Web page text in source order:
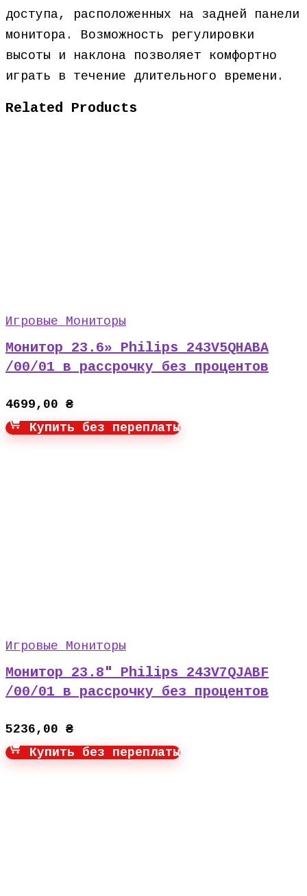
доступа, расположенных на задней панели
монитора. Возможность регулировки
высоты и наклона позволяет комфортно
играть в течение длительного времени.
Related Products
Игровые Мониторы
Монитор 23.6» Philips 243V5QHABA
/00/01 в рассрочку без процентов
4699,00 ₴
Купить без переплаты
Игровые Мониторы
Монитор 23.8″ Philips 243V7QJABF
/00/01 в рассрочку без процентов
5236,00 ₴
Купить без переплаты